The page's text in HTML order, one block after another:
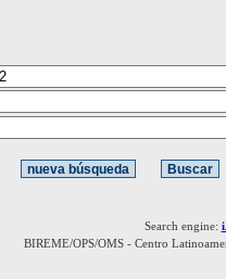
Search engine:
BIREME/OPS/OMS - Centro